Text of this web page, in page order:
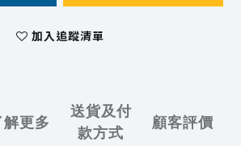
加入追蹤清單
更多
送貨及付
款方式
顧客評價